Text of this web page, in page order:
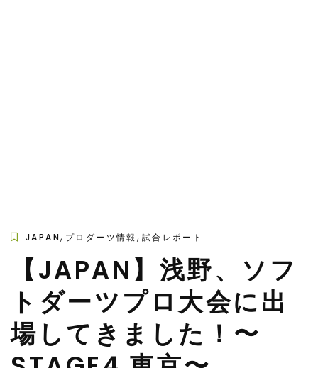
JAPAN, プロダーツ情報 , 試合レポート
【JAPAN】浅野、ソフ
トダーツプロ大会に出
場してきました！〜